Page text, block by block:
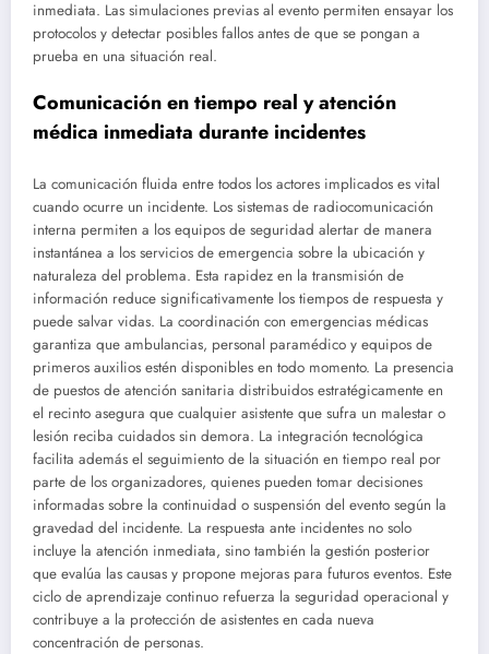
inmediata. Las simulaciones previas al evento permiten ensayar los
protocolos y detectar posibles fallos antes de que se pongan a
prueba en una situación real.
Comunicación en tiempo real y atención
médica inmediata durante incidentes
La comunicación fluida entre todos los actores implicados es vital
cuando ocurre un incidente. Los sistemas de radiocomunicación
interna permiten a los equipos de seguridad alertar de manera
instantánea a los servicios de emergencia sobre la ubicación y
naturaleza del problema. Esta rapidez en la transmisión de
información reduce significativamente los tiempos de respuesta y
puede salvar vidas. La coordinación con emergencias médicas
garantiza que ambulancias, personal paramédico y equipos de
primeros auxilios estén disponibles en todo momento. La presencia
de puestos de atención sanitaria distribuidos estratégicamente en
el recinto asegura que cualquier asistente que sufra un malestar o
lesión reciba cuidados sin demora. La integración tecnológica
facilita además el seguimiento de la situación en tiempo real por
parte de los organizadores, quienes pueden tomar decisiones
informadas sobre la continuidad o suspensión del evento según la
gravedad del incidente. La respuesta ante incidentes no solo
incluye la atención inmediata, sino también la gestión posterior
que evalúa las causas y propone mejoras para futuros eventos. Este
ciclo de aprendizaje continuo refuerza la seguridad operacional y
contribuye a la protección de asistentes en cada nueva
concentración de personas.